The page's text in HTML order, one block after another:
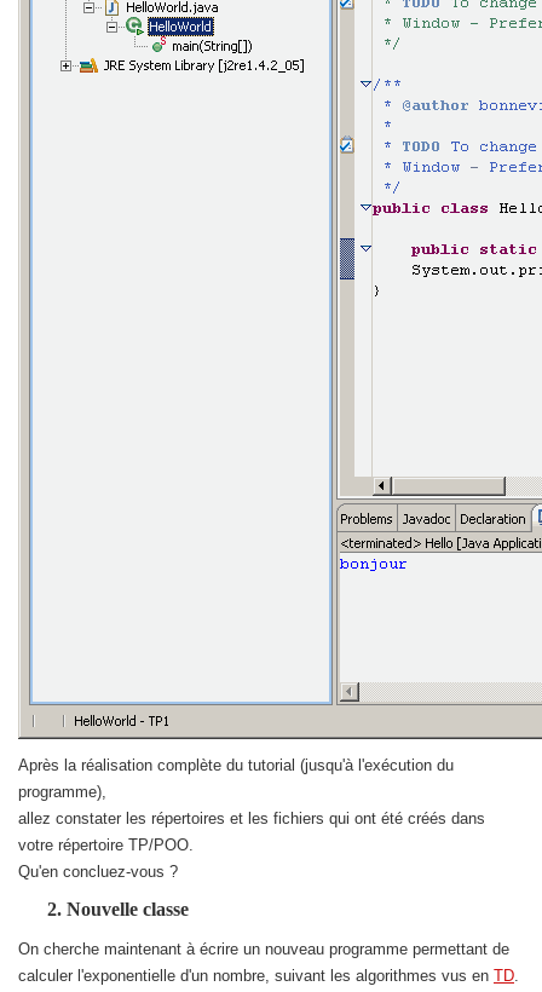
Après la réalisation complète du tutorial (jusqu'à l'exécution du
programme),
allez constater les répertoires et les fichiers qui ont été créés dans
votre répertoire TP/POO.
Qu'en concluez-vous ?
Nouvelle classe
On cherche maintenant à écrire un nouveau programme permettant de
calculer l'exponentielle d'un nombre, suivant les algorithmes vus en TD.